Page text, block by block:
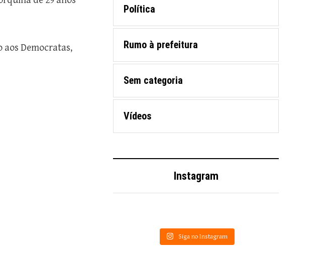
Democratas,
Política
Rumo à prefeitura
Sem categoria
Vídeos
Instagram
Siga no Instagram